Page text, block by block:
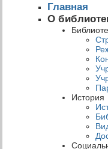
Главная
О
История